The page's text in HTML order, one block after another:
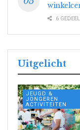
6
Uitgelicht
JEUGD &
JONGEREN
ACTIVITEITEN